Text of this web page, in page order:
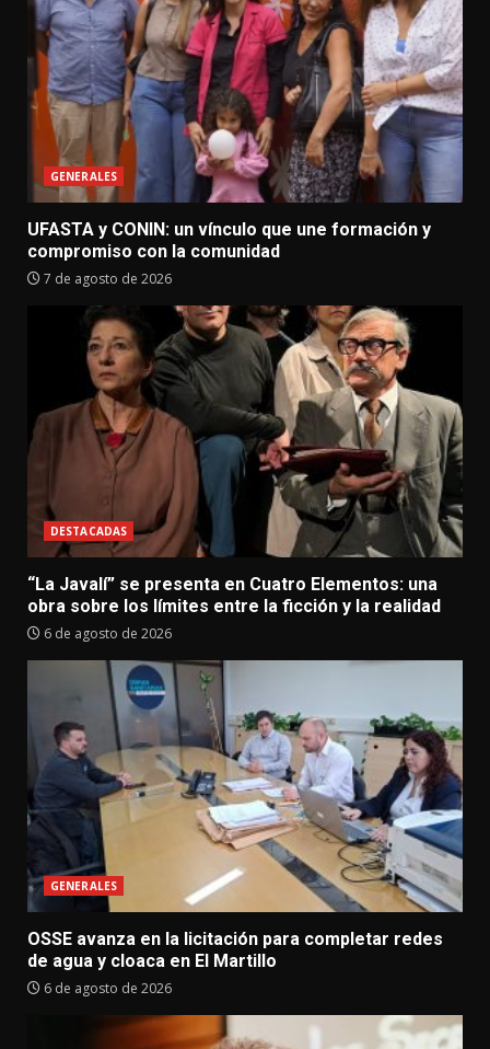
GENERALES
UFASTA y CONIN: un vínculo que une formación y
compromiso con la comunidad
7 de agosto de 2026
DESTACADAS
“La Javalí” se presenta en Cuatro Elementos: una
obra sobre los límites entre la ficción y la realidad
6 de agosto de 2026
GENERALES
OSSE avanza en la licitación para completar redes
de agua y cloaca en El Martillo
6 de agosto de 2026